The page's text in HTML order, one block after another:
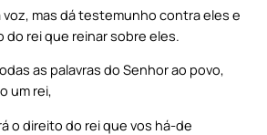
voz, mas dá testemunho contra eles e
do rei que reinar sobre eles.
as palavras do Senhor ao povo,
um rei,
o direito do rei que vos há-de